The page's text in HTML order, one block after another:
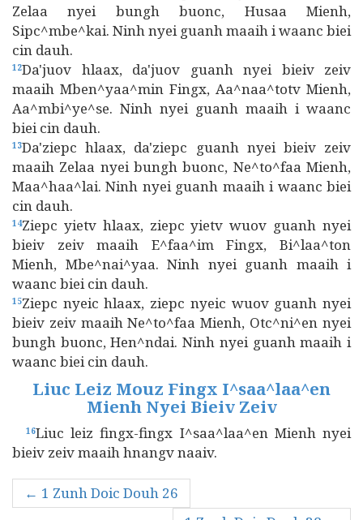
Zelaa nyei bungh buonc, Husaa Mienh,
Sipc^mbe^kai. Ninh nyei guanh maaih i waanc biei
cin dauh.
12Da'juov hlaax, da'juov guanh nyei bieiv zeiv
maaih Mben^yaa^min Fingx, Aa^naa^totv Mienh,
Aa^mbi^ye^se. Ninh nyei guanh maaih i waanc
biei cin dauh.
13Da'ziepc hlaax, da'ziepc guanh nyei bieiv zeiv
maaih Zelaa nyei bungh buonc, Ne^to^faa Mienh,
Maa^haa^lai. Ninh nyei guanh maaih i waanc biei
cin dauh.
14Ziepc yietv hlaax, ziepc yietv wuov guanh nyei
bieiv zeiv maaih E^faa^im Fingx, Bi^laa^ton
Mienh, Mbe^nai^yaa. Ninh nyei guanh maaih i
waanc biei cin dauh.
15Ziepc nyeic hlaax, ziepc nyeic wuov guanh nyei
bieiv zeiv maaih Ne^to^faa Mienh, Otc^ni^en nyei
bungh buonc, Hen^ndai. Ninh nyei guanh maaih i
waanc biei cin dauh.
Liuc Leiz Mouz Fingx I^saa^laa^en
Mienh Nyei Bieiv Zeiv
16Liuc leiz fingx-fingx I^saa^laa^en Mienh nyei
bieiv zeiv maaih hnangv naaiv.
← 1 Zunh Doic Douh 26